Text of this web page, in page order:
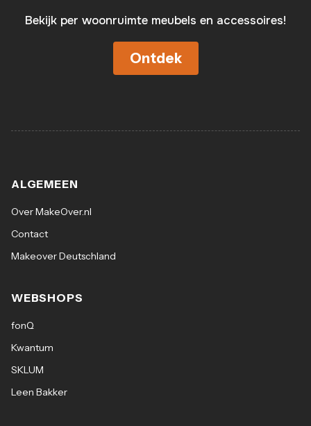
Bekijk per woonruimte meubels en accessoires!
Ontdek
ALGEMEEN
Over MakeOver.nl
Contact
Makeover Deutschland
WEBSHOPS
fonQ
Kwantum
SKLUM
Leen Bakker